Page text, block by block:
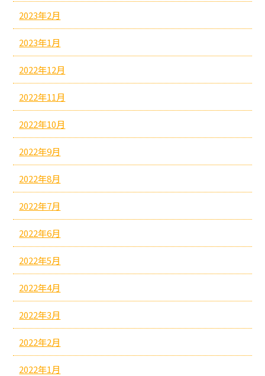
2023年2月
2023年1月
2022年12月
2022年11月
2022年10月
2022年9月
2022年8月
2022年7月
2022年6月
2022年5月
2022年4月
2022年3月
2022年2月
2022年1月